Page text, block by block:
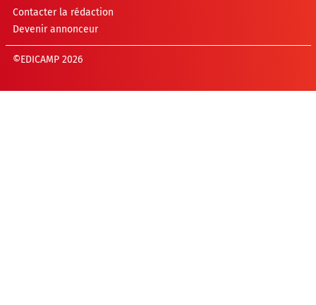
Contacter la rédaction
Devenir annonceur
©EDICAMP 2026